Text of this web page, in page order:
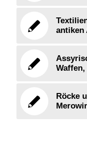
antiken
Röcke